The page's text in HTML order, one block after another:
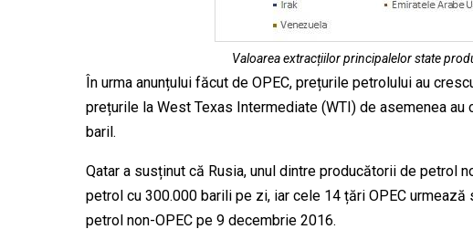
Valoarea extracțiilor principalelor state
În urma anunțului făcut de OPEC, prețurile petrolului au
prețurile la West Texas Intermediate (WTI) de asemenea au
baril.
Qatar a susținut că Rusia, unul dintre producătorii de petrol
petrol cu 300.000 barili pe zi, iar cele 14 țări OPEC
petrol non-OPEC pe 9 decembrie 2016.